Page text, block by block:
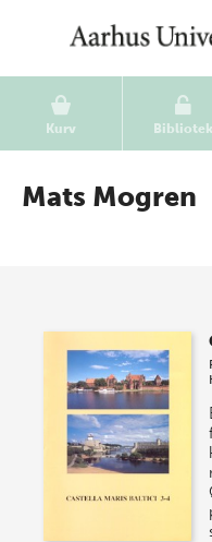
Kurv Bibliotek
Mats Mogren